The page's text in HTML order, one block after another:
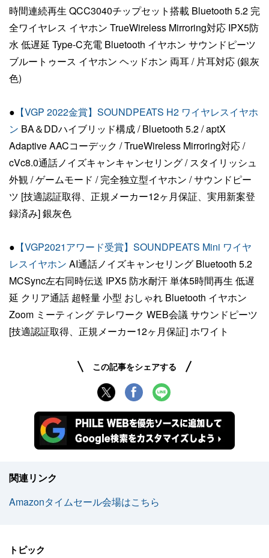
時間連続再生 QCC3040チップセット搭載 Bluetooth 5.2 完
全ワイヤレス イヤホン TrueWireless Mirroring対応 IPX5防
水 低遅延 Type-C充電 Bluetooth イヤホン サウンドピーツ
ブルートゥース イヤホン ヘッドホン 両耳 / 片耳対応 (銀灰
色)
● 【VGP 2022金賞】SOUNDPEATS H2 ワイヤレスイヤホ
ン BA＆DDハイブリッド構成 / Bluetooth 5.2 / aptX
Adaptive AACコーデック / TrueWireless Mirroring対応 /
cVc8.0通話ノイズキャンキャンセリング / スタイリッシュ
外観 / ゲームモード / 完全独立型イヤホン / サウンドピー
ツ [技適認証取得、正規メーカー12ヶ月保証、実用新案登
録済み] 銀灰色
● 【VGP2021アワード受賞】SOUNDPEATS Mini ワイヤ
レスイヤホン AI通話ノイズキャンセリング Bluetooth 5.2
MCSync左右同時伝送 IPX5 防水耐汗 単体5時間再生 低遅
延 クリア通話 超軽量 小型 おしゃれ Bluetooth イヤホン
Zoom ミーティング テレワーク WEB会議 サウンドピーツ
[技適認証取得、正規メーカー12ヶ月保証] ホワイト
この記事をシェアする
関連リンク
Amazonタイムセール会場はこちら
トピック